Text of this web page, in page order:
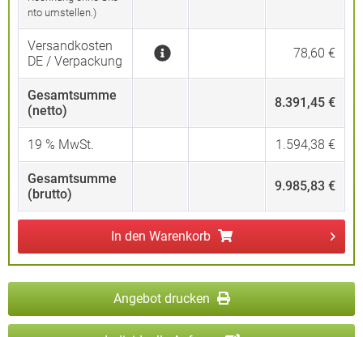
nto umstellen.)
Versandkosten
DE / Verpackung
78,60 €
Gesamtsumme
(netto)
8.391,45 €
19 % MwSt. 1.594,38 €
Gesamtsumme
(brutto)
9.985,83 €
In den Warenkorb
Angebot drucken